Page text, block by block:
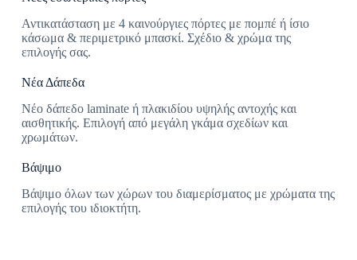
Αντικατάσταση με 4 καινούργιες πόρτες με πομπέ ή ίσιο
κάσωμα & περιμετρικό μπασκί. Σχέδιο & χρώμα της
επιλογής σας.
Νέα Δάπεδα
Νέο δάπεδο laminate ή πλακιδίου υψηλής αντοχής και
αισθητικής. Επιλογή από μεγάλη γκάμα σχεδίων και
χρωμάτων.
Βάψιμο
Βάψιμο όλων των χώρων του διαμερίσματος με χρώματα της
επιλογής του ιδιοκτήτη.